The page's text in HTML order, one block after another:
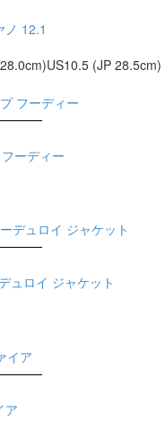
ノ 12.1
US10.5 (JP 28.5cm)
ーディー
ュロイ ジャケット
ア